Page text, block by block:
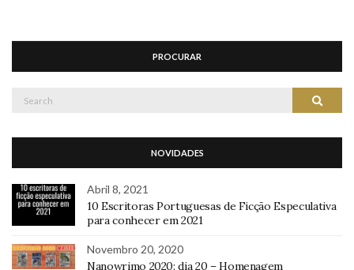
PROCURAR
Search
Search
NOVIDADES
Abril 8, 2021
10 Escritoras Portuguesas de Ficção Especulativa
para conhecer em 2021
Novembro 20, 2020
Nanowrimo 2020: dia 20 – Homenagem